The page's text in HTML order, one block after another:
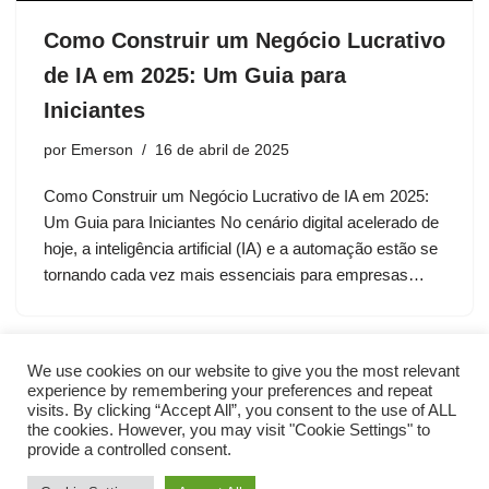
Como Construir um Negócio Lucrativo
de IA em 2025: Um Guia para
Iniciantes
por Emerson 16 de abril de 2025
Como Construir um Negócio Lucrativo de IA em 2025:
Um Guia para Iniciantes No cenário digital acelerado de
hoje, a inteligência artificial (IA) e a automação estão se
tornando cada vez mais essenciais para empresas…
We use cookies on our website to give you the most relevant
experience by remembering your preferences and repeat
visits. By clicking “Accept All”, you consent to the use of ALL
the cookies. However, you may visit "Cookie Settings" to
provide a controlled consent.